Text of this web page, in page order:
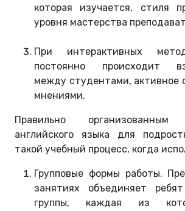
которая изучается, стиля
уровня мастерства
При интерактивных
постоянно происходит
между студентами, активное
мнениями.
Правильно
английского языка для
такой учебный процесс, когда
Групповые формы работы.
занятиях объединяет
группы, каждая из